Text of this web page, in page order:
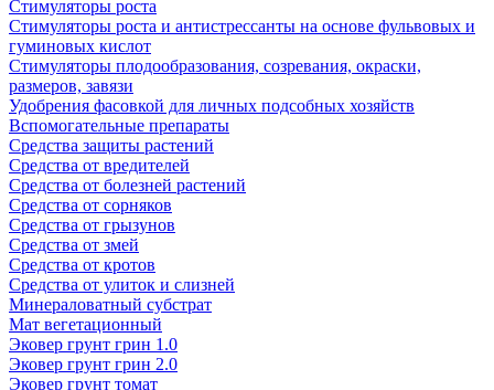
Стимуляторы роста
Стимуляторы роста и антистрессанты на основе фульвовых и
гуминовых кислот
Стимуляторы плодообразования, созревания, окраски,
размеров, завязи
Удобрения фасовкой для личных подсобных хозяйств
Вспомогательные препараты
Средства защиты растений
Средства от вредителей
Средства от болезней растений
Средства от сорняков
Средства от грызунов
Средства от змей
Средства от кротов
Средства от улиток и слизней
Минераловатный субстрат
Мат вегетационный
Эковер грунт грин 1.0
Эковер грунт грин 2.0
Эковер грунт томат